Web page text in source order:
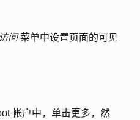
问菜单中设置页面的可见
帐户中，单击更多，然